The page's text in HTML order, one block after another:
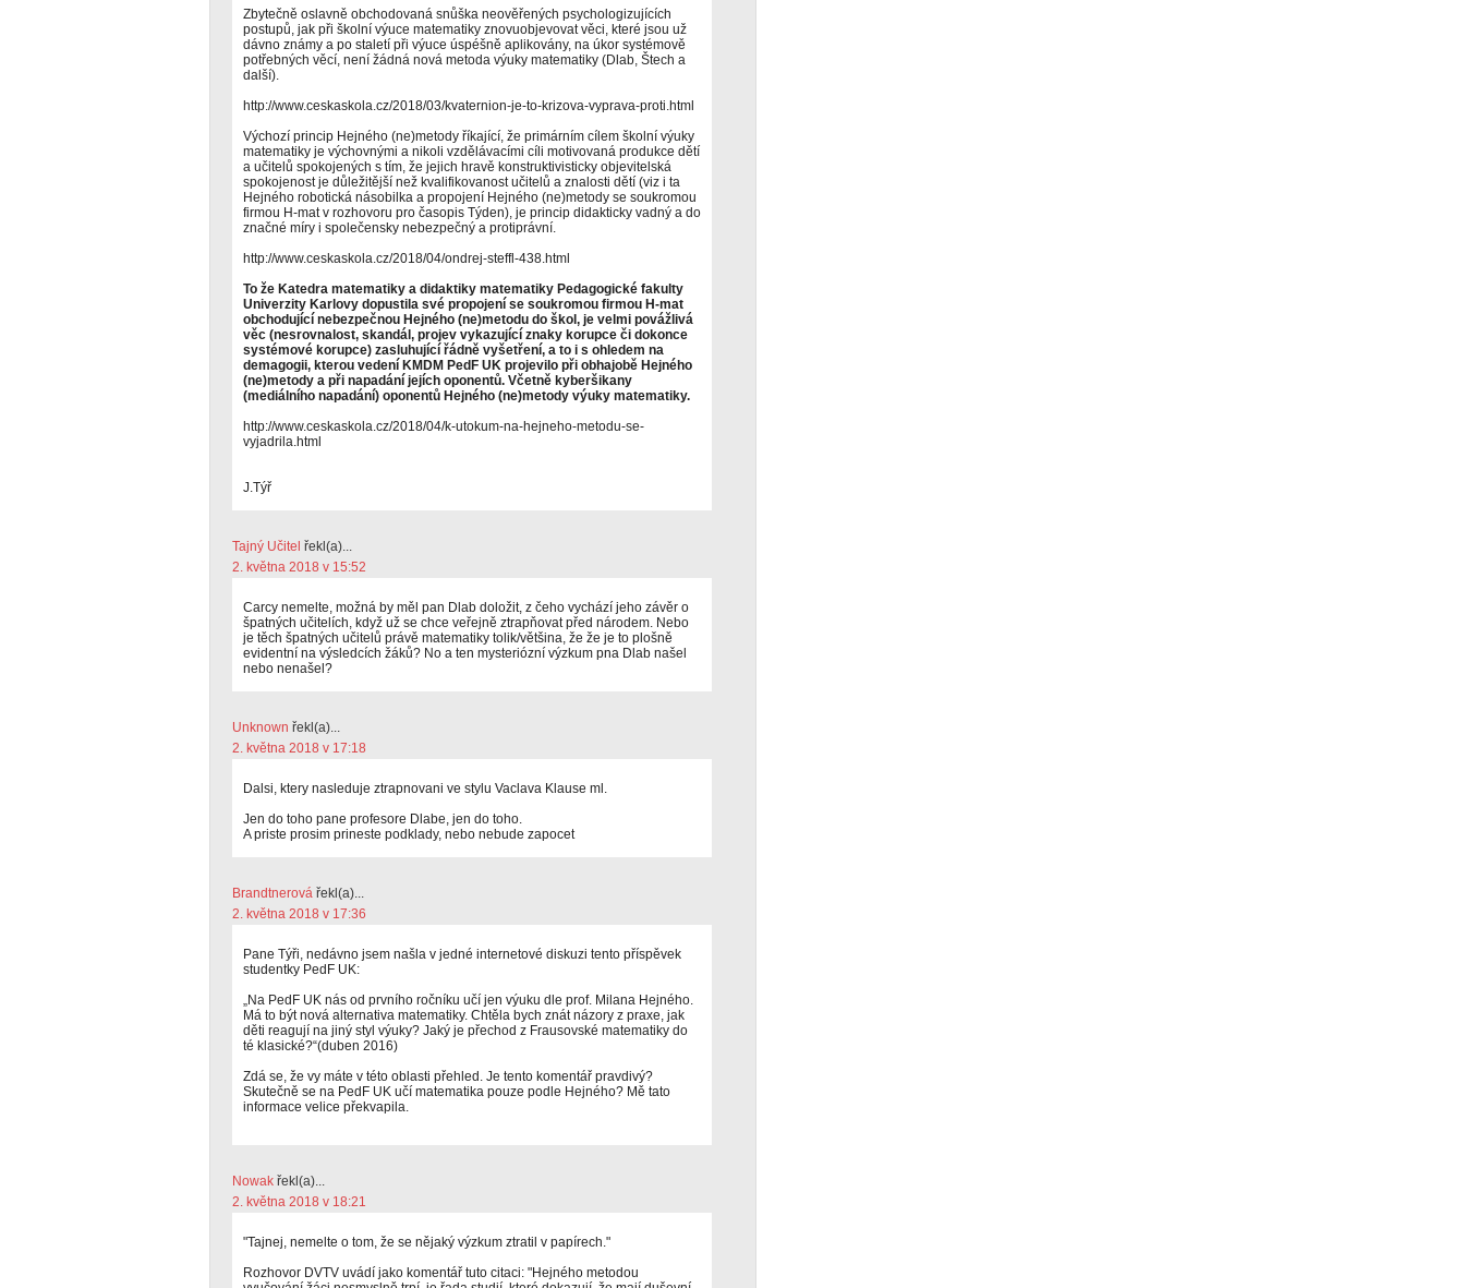
Zbytečně oslavně obchodovaná snůška neověřených psychologizujících
postupů, jak při školní výuce matematiky znovuobjevovat věci, které jsou už
dávno známy a po staletí při výuce úspéšně aplikovány, na úkor systémově
potřebných věcí, není žádná nová metoda výuky matematiky (Dlab, Štech a
další).
http://www.ceskaskola.cz/2018/03/kvaternion-je-to-krizova-vyprava-proti.html
Výchozí princip Hejného (ne)metody říkající, že primárním cílem školní výuky
matematiky je výchovnými a nikoli vzdělávacími cíli motivovaná produkce dětí
a učitelů spokojených s tím, že jejich hravě konstruktivisticky objevitelská
spokojenost je důležitější než kvalifikovanost učitelů a znalosti dětí (viz i ta
Hejného robotická násobilka a propojení Hejného (ne)metody se soukromou
firmou H-mat v rozhovoru pro časopis Týden), je princip didakticky vadný a do
značné míry i společensky nebezpečný a protiprávní.
http://www.ceskaskola.cz/2018/04/ondrej-steffl-438.html
To že Katedra matematiky a didaktiky matematiky Pedagogické fakulty
Univerzity Karlovy dopustila své propojení se soukromou firmou H-mat
obchodující nebezpečnou Hejného (ne)metodu do škol, je velmi povážlivá
věc (nesrovnalost, skandál, projev vykazující znaky korupce či dokonce
systémové korupce) zasluhující řádně vyšetření, a to i s ohledem na
demagogii, kterou vedení KMDM PedF UK projevilo při obhajobě Hejného
(ne)metody a při napadání jejích oponentů. Včetně kyberšikany
(mediálního napadání) oponentů Hejného (ne)metody výuky matematiky.
http://www.ceskaskola.cz/2018/04/k-utokum-na-hejneho-metodu-se-
vyjadrila.html
J.Týř
Tajný Učitel řekl(a)...
2. května 2018 v 15:52
Carcy nemelte, možná by měl pan Dlab doložit, z čeho vychází jeho závěr o
špatných učitelích, když už se chce veřejně ztrapňovat před národem. Nebo
je těch špatných učitelů právě matematiky tolik/většina, že že je to plošně
evidentní na výsledcích žáků? No a ten mysteriózní výzkum pna Dlab našel
nebo nenašel?
Unknown řekl(a)...
2. května 2018 v 17:18
Dalsi, ktery nasleduje ztrapnovani ve stylu Vaclava Klause ml.
Jen do toho pane profesore Dlabe, jen do toho.
A priste prosim prineste podklady, nebo nebude zapocet
Brandtnerová řekl(a)...
2. května 2018 v 17:36
Pane Týři, nedávno jsem našla v jedné internetové diskuzi tento příspěvek
studentky PedF UK:
„Na PedF UK nás od prvního ročníku učí jen výuku dle prof. Milana Hejného.
Má to být nová alternativa matematiky. Chtěla bych znát názory z praxe, jak
děti reagují na jiný styl výuky? Jaký je přechod z Frausovské matematiky do
té klasické?“(duben 2016)
Zdá se, že vy máte v této oblasti přehled. Je tento komentář pravdivý?
Skutečně se na PedF UK učí matematika pouze podle Hejného? Mě tato
informace velice překvapila.
Nowak řekl(a)...
2. května 2018 v 18:21
"Tajnej, nemelte o tom, že se nějaký výzkum ztratil v papírech."
Rozhovor DVTV uvádí jako komentář tuto citaci: "Hejného metodou